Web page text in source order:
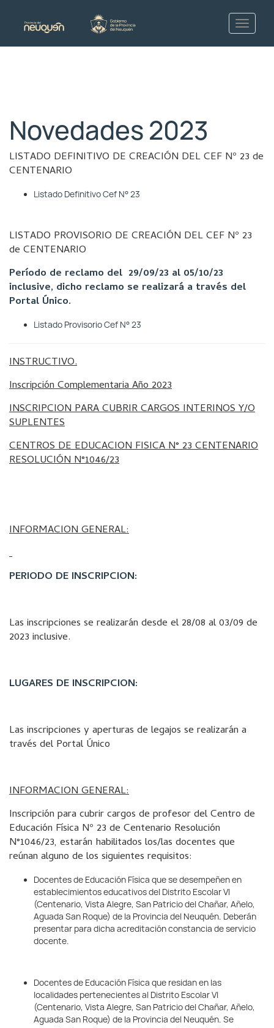
Novedades 2023
LISTADO DEFINITIVO DE CREACIÓN DEL CEF Nº 23 de
CENTENARIO
Listado Definitivo Cef N° 23
LISTADO PROVISORIO DE CREACIÓN DEL CEF Nº 23
de CENTENARIO
Período de reclamo del 29/09/23 al 05/10/23
inclusive, dicho reclamo se realizará a través del
Portal Único.
Listado Provisorio Cef N° 23
INSTRUCTIVO.
Inscripción Complementaria Año 2023
INSCRIPCION PARA CUBRIR CARGOS INTERINOS Y/O
SUPLENTES
CENTROS DE EDUCACION FISICA N° 23 CENTENARIO
RESOLUCIÓN N°1046/23
INFORMACION GENERAL:
PERIODO DE INSCRIPCION:
Las inscripciones se realizarán desde el 28/08 al 03/09 de
2023 inclusive.
LUGARES DE INSCRIPCION:
Las inscripciones y aperturas de legajos se realizarán a
través del Portal Único
INFORMACION GENERAL:
Inscripción para cubrir cargos de profesor del Centro de
Educación Física Nº 23 de Centenario Resolución
N°1046/23, estarán habilitados los/las docentes que
reúnan alguno de los siguientes requisitos:
Docentes de Educación Física que se desempeñen en
establecimientos educativos del Distrito Escolar VI
(Centenario, Vista Alegre, San Patricio del Chañar, Añelo,
Aguada San Roque) de la Provincia del Neuquén. Deberán
presentar para dicha acreditación constancia de servicio
docente.
Docentes de Educación Física que residan en las
localidades pertenecientes al Distrito Escolar VI
(Centenario, Vista Alegre, San Patricio del Chañar, Añelo,
Aguada San Roque) de la Provincia del Neuquén. Se